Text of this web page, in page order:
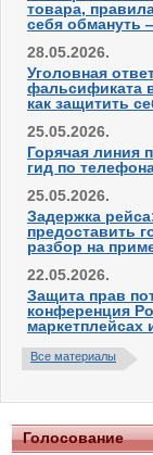
товара,
себя обмануть
28.05.2026.
Уголовная
фальсификата
как защитить
25.05.2026.
Горячая линия
гид по
25.05.2026.
Задержка
предоставить
разбор на
22.05.2026.
Защита прав
конференция
маркетплейсах
Все материалы
Голосование